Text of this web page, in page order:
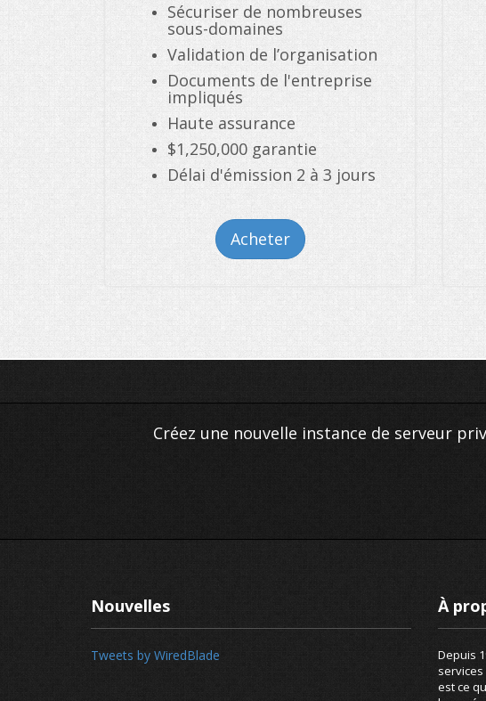
Sécuriser de nombreuses
sous-domaines
Validation de l’organisation
Documents de l'entreprise
impliqués
Haute assurance
$1,250,000 garantie
Délai d'émission 2 à 3 jours
Acheter
Créez une nouvelle instance de serveur
Nouvelles
Tweets by WiredBlade
À
Depuis
est ce